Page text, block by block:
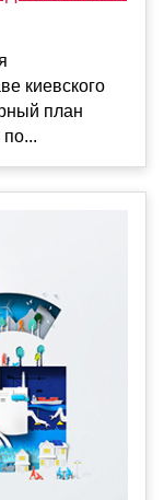
киевского
план